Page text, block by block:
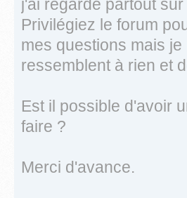
j'ai regardé partout
Privilégiez le forum
mes questions mais
ressemblent à rien et
Est il possible d'avoir
faire ?
Merci d'avance.